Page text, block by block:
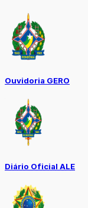
Ouvidoria GERO
Diário Oficial ALE